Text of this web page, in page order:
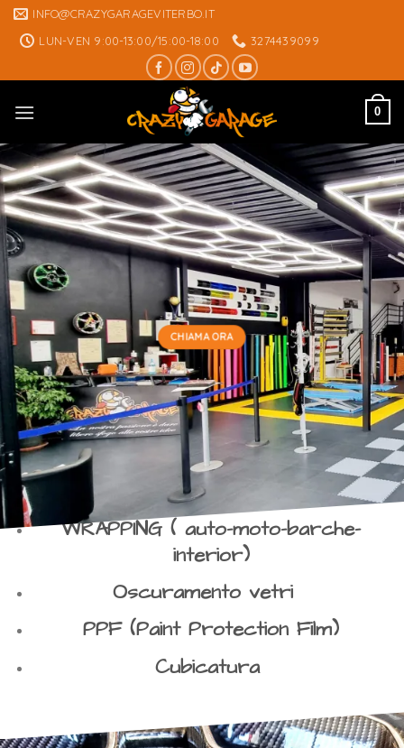
Skip INFO@CRAZYGARAGEVITERBO.IT
LUN-VEN 9:00-13:00/15:00-18:00
3274439099
0
CHIAMA ORA
WRAPPING ( auto-moto-barche-
interior)
Oscuramento vetri
PPF (Paint Protection Film)
Cubicatura